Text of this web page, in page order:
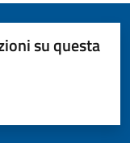
su questa